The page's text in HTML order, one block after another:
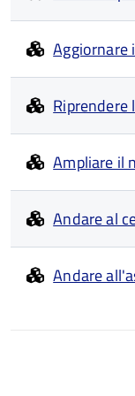
Aggiornare
Ampliare il
Andare al
Andare